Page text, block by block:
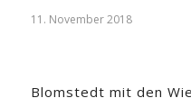
11. November 2018
Blomstedt mit den